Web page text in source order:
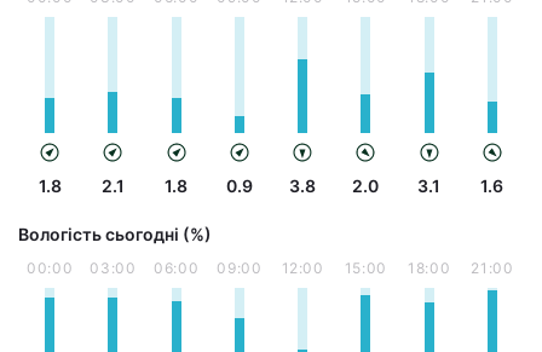
1.8 2.1 1.8 0.9 3.8 2.0 3.1 1.6
Вологість сьогодні (%)
00:00 03:00 06:00 09:00 12:00 15:00 18:00 21:00